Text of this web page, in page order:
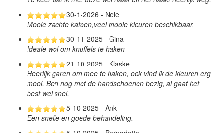
30-1-2026 - Nele
Mooie zachte katoen,veel mooie kleuren beschikbaar.
30-11-2025 - Gina
Ideale wol om knuffels te haken
21-10-2025 - Klaske
Heerlijk garen om mee te haken, ook vind ik de kleuren erg
mooi. Ben nog met de handschoenen bezig, al gaat het
best wel snel.
5-10-2025 - Ank
Een snelle en goede behandeling.